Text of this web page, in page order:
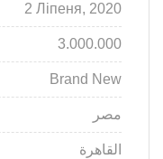
2 Ліпеня, 2020
3.000.000
Brand New
مصر
القاهرة